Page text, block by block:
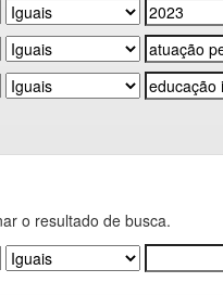
o resultado de busca.